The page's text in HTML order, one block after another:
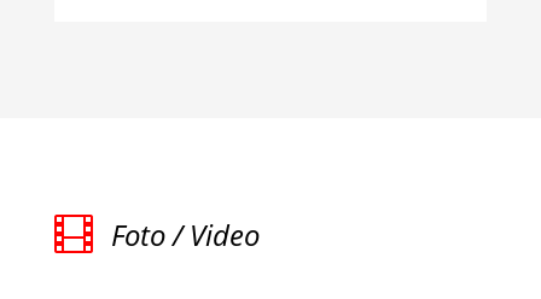
 Foto / Video